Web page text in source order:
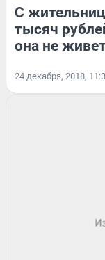
С
тысяч
она не
24 декабря, 2018,